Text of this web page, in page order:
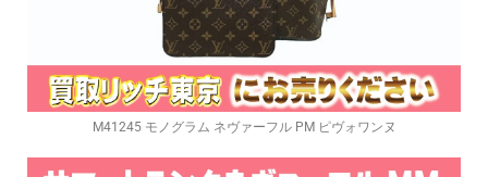
M41245 モノグラム ネヴァーフル PM ピヴォワンヌ